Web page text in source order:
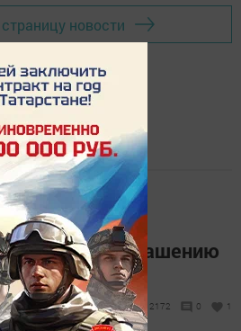
новости
к украшению
году
3 декабря 2020 -
08:32
2172 0 1